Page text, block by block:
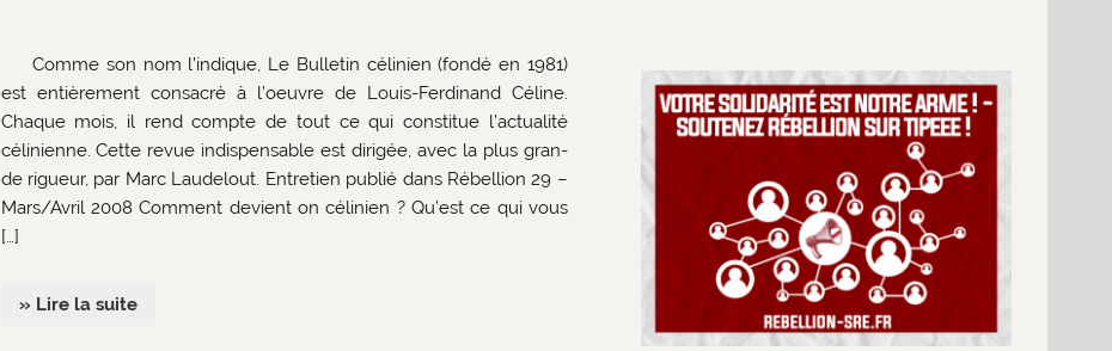
Comme son nom l’indique, Le Bulletin célinien (fondé en 1981)
est entièrement con­sacré à l’oeuvre de Louis-Fer­dinand Céline.
Chaque mois, il rend compte de tout ce qui constitue l’actualité
célinien­ne. Cette revue indispensable est dirigée, avec la plus gran­
de rigueur, par Marc Laude­lout. Entretien publié dans Rébellion 29 –
Mars/Avril 2008 Comment devient on célinien ? Qu’est ce qui vous
[…]
» Lire la suite